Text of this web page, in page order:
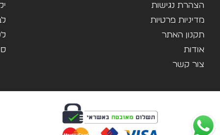
הצהרת נגישות
מדיניות פרטיות
תקנון האתר
אודות
צור קשר